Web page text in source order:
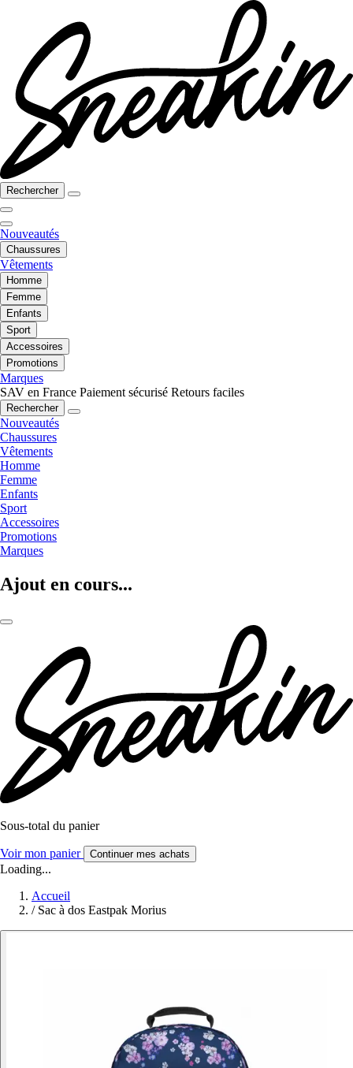
Rechercher
Nouveautés
Chaussures
Vêtements
Homme
Femme
Enfants
Sport
Accessoires
Promotions
Marques
SAV en France Paiement sécurisé Retours faciles
Rechercher
Nouveautés
Chaussures
Vêtements
Homme
Femme
Enfants
Sport
Accessoires
Promotions
Marques
Ajout en cours...
Sous-total du panier
Voir mon panier Continuer mes achats
Loading...
Accueil
/ Sac à dos Eastpak Morius